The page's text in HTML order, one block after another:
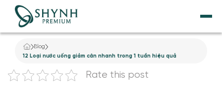
TRANG CHỦ
VỀ SHYNH PREMIUM
Blog
12 Loại nước uống giảm cân nhanh trong 1 tuần hiệu quả
Rate this post